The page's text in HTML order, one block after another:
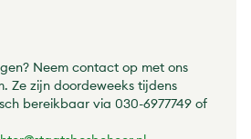
Neem contact op met ons
Ze zijn doordeweeks tijdens
bereikbaar via 030-6977749 of